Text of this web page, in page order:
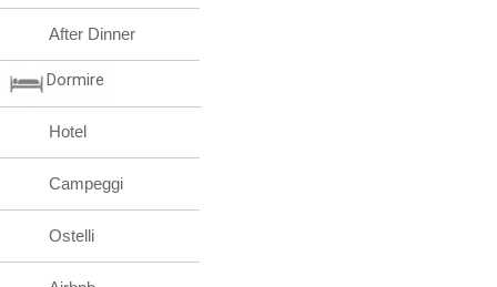
After Dinner
Dormire
Hotel
Campeggi
Ostelli